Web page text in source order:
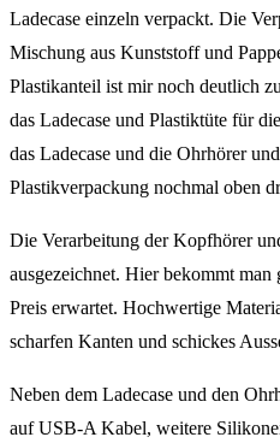
Ladecase einzeln verpackt. Die
Mischung aus Kunststoff und
Plastikanteil ist mir noch deutlich
das Ladecase und Plastiktüte für
das Ladecase und die Ohrhörer
Plastikverpackung nochmal oben
Die Verarbeitung der Kopfhörer
ausgezeichnet. Hier bekommt man
Preis erwartet. Hochwertige
scharfen Kanten und schickes
Neben dem Ladecase und den
auf USB-A Kabel, weitere